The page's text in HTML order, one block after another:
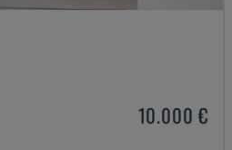
10.000 €